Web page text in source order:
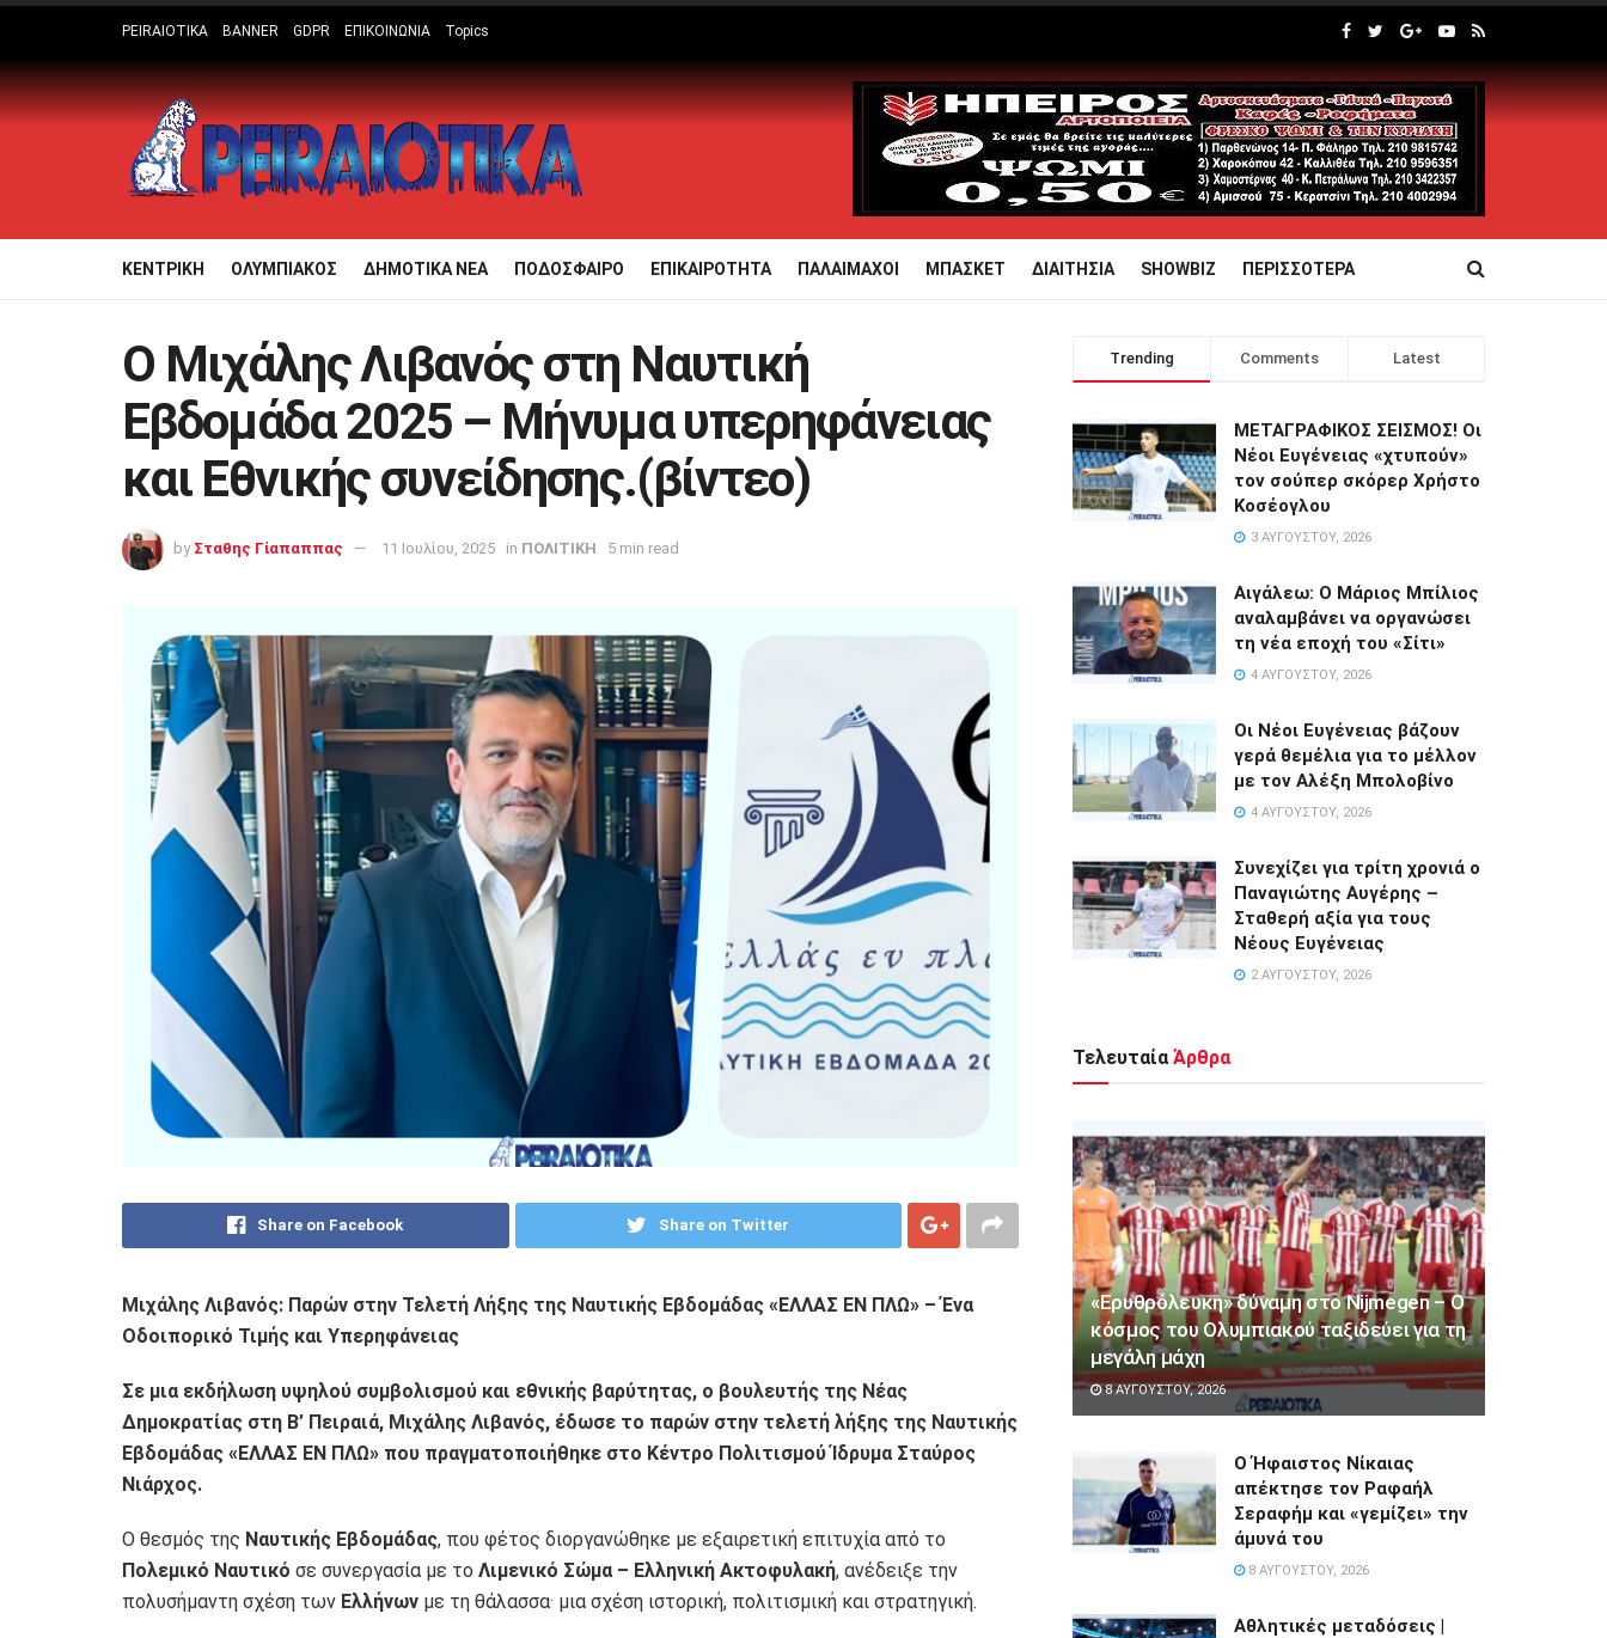
PEIRAIOTIKA BANNER GDPR ΕΠΙΚΟΙΝΩΝΙΑ Topics
ΚΕΝΤΡΙΚΗ ΟΛΥΜΠΙΑΚΟΣ ΔΗΜΟΤΙΚΑ ΝΕΑ ΠΟΔΟΣΦΑΙΡΟ ΕΠΙΚΑΙΡΟΤΗΤΑ ΠΑΛΑΙΜΑΧΟΙ ΜΠΑΣΚΕΤ ΔΙΑΙΤΗΣΙΑ SHOWBIZ ΠΕΡΙΣΣΟΤΕΡΑ
Ο Μιχάλης Λιβανός στη Ναυτική
Εβδομάδα 2025 – Μήνυμα υπερηφάνειας
και Εθνικής συνείδησης.(βίντεο)
by Σταθης Γίαπαππας 11 Ιουλίου, 2025 in ΠΟΛΙΤΙΚΗ 5 min read
Share on Facebook Share on Twitter
Μιχάλης Λιβανός: Παρών στην Τελετή Λήξης της Ναυτικής Εβδομάδας «ΕΛΛΑΣ ΕΝ ΠΛΩ» – Ένα
Οδοιπορικό Τιμής και Υπερηφάνειας
Σε μια εκδήλωση υψηλού συμβολισμού και εθνικής βαρύτητας, ο βουλευτής της Νέας
Δημοκρατίας στη Β’ Πειραιά, Μιχάλης Λιβανός, έδωσε το παρών στην τελετή λήξης της Ναυτικής
Εβδομάδας «ΕΛΛΑΣ ΕΝ ΠΛΩ» που πραγματοποιήθηκε στο Κέντρο Πολιτισμού Ίδρυμα Σταύρος
Νιάρχος.
Ο θεσμός της Ναυτικής Εβδομάδας, που φέτος διοργανώθηκε με εξαιρετική επιτυχία από το
Πολεμικό Ναυτικό σε συνεργασία με το Λιμενικό Σώμα – Ελληνική Ακτοφυλακή, ανέδειξε την
πολυσήμαντη σχέση των Ελλήνων με τη θάλασσα· μια σχέση ιστορική, πολιτισμική και στρατηγική.
Trending Comments Latest
ΜΕΤΑΓΡΑΦΙΚΟΣ ΣΕΙΣΜΟΣ! Οι
Νέοι Ευγένειας «χτυπούν»
τον σούπερ σκόρερ Χρήστο
Κοσέογλου
3 ΑΥΓΟΎΣΤΟΥ, 2026
Αιγάλεω: Ο Μάριος Μπίλιος
αναλαμβάνει να οργανώσει
τη νέα εποχή του «Σίτι»
4 ΑΥΓΟΎΣΤΟΥ, 2026
Οι Νέοι Ευγένειας βάζουν
γερά θεμέλια για το μέλλον
με τον Αλέξη Μπολοβίνο
4 ΑΥΓΟΎΣΤΟΥ, 2026
Συνεχίζει για τρίτη χρονιά ο
Παναγιώτης Αυγέρης –
Σταθερή αξία για τους
Νέους Ευγένειας
2 ΑΥΓΟΎΣΤΟΥ, 2026
Τελευταία Άρθρα
«Ερυθρόλευκη» δύναμη στο Nijmegen – Ο
κόσμος του Ολυμπιακού ταξιδεύει για τη
μεγάλη μάχη
8 ΑΥΓΟΎΣΤΟΥ, 2026
Ο Ήφαιστος Νίκαιας
απέκτησε τον Ραφαήλ
Σεραφήμ και «γεμίζει» την
άμυνά του
8 ΑΥΓΟΎΣΤΟΥ, 2026
Αθλητικές μεταδόσεις |